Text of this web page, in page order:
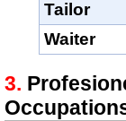
Tailor
Waiter